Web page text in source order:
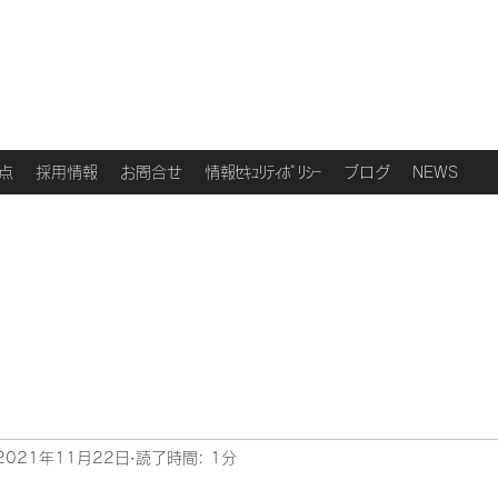
採用情報 お問合せ 情報ｾｷｭﾘﾃｨﾎﾟﾘｼｰ ブログ NEWS
年11月22日 読了時間: 1分